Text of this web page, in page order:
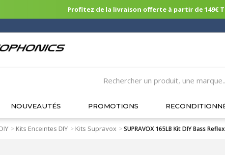
Profitez de la livraison offerte à partir de 149€
NOUVEAUTÉS PROMOTIONS
> Kits Enceintes DIY > Kits Supravox >SUPRAVOX 165LB Kit DIY Bass Reflex